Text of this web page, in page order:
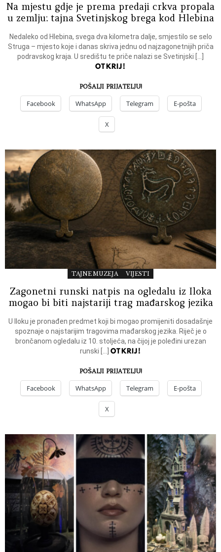
Na mjestu gdje je prema predaji crkva propala
u zemlju: tajna Svetinjskog brega kod Hlebina
Nedaleko od Hlebina, svega dva kilometra dalje, smjestilo se selo
Struga – mjesto koje i danas skriva jednu od najzagonetnijih priča
podravskog kraja. U središtu te priče nalazi se Svetinjski […]
OTKRIJ!
POŠALJI PRIJATELJU!
Facebook WhatsApp Telegram E-pošta
X
TAJNE MUZEJA VIJESTI
Zagonetni runski natpis na ogledalu iz Iloka
mogao bi biti najstariji trag mađarskog jezika
U Iloku je pronađen predmet koji bi mogao promijeniti dosadašnje
spoznaje o najstarijim tragovima mađarskog jezika. Riječ je o
brončanom ogledalu iz 10. stoljeća, na čijoj je poleđini urezan
runski […] OTKRIJ!
POŠALJI PRIJATELJU!
Facebook WhatsApp Telegram E-pošta
X